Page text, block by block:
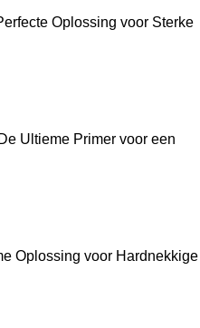
Oplossing voor Sterke
Ultieme Primer voor een
Oplossing voor Hardnekkige